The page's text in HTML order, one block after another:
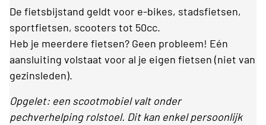
De fietsbijstand geldt voor e-bikes, stadsfietsen,
sportfietsen, scooters tot 50cc.
Heb je meerdere fietsen? Geen probleem! Eén
aansluiting volstaat voor al je eigen fietsen (niet van
gezinsleden).
Opgelet: een scootmobiel valt onder
pechverhelping rolstoel. Dit kan enkel persoonlijk